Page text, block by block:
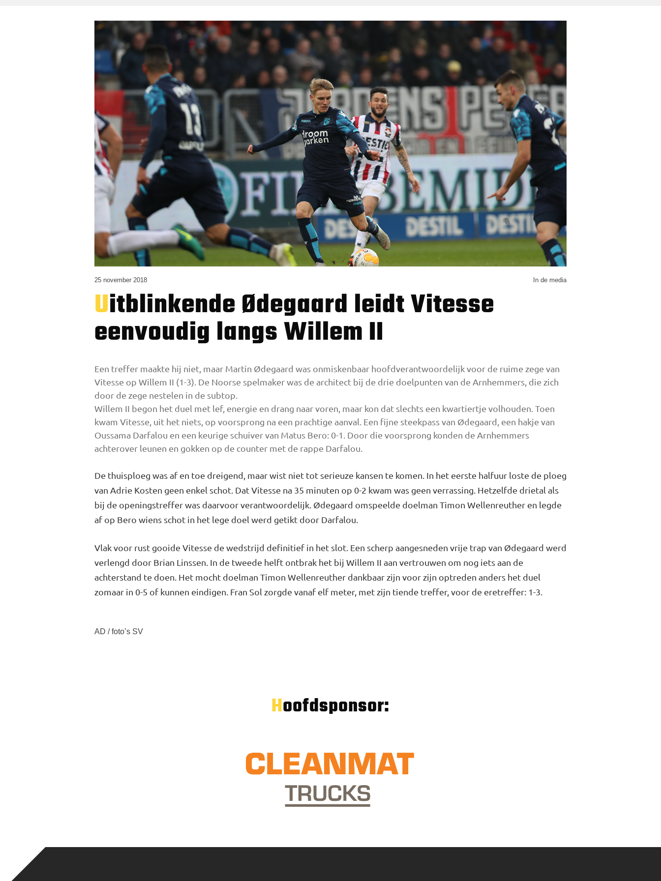
25 november 2018 In de media
Uitblinkende Ødegaard leidt Vitesse
eenvoudig langs Willem II
Een treffer maakte hij niet, maar Martin Ødegaard was onmiskenbaar hoofdverantwoordelijk voor de ruime zege van
Vitesse op Willem II (1-3). De Noorse spelmaker was de architect bij de drie doelpunten van de Arnhemmers, die zich
door de zege nestelen in de subtop.
Willem II begon het duel met lef, energie en drang naar voren, maar kon dat slechts een kwartiertje volhouden. Toen
kwam Vitesse, uit het niets, op voorsprong na een prachtige aanval. Een fijne steekpass van Ødegaard, een hakje van
Oussama Darfalou en een keurige schuiver van Matus Bero: 0-1. Door die voorsprong konden de Arnhemmers
achterover leunen en gokken op de counter met de rappe Darfalou.
De thuisploeg was af en toe dreigend, maar wist niet tot serieuze kansen te komen. In het eerste halfuur loste de ploeg
van Adrie Kosten geen enkel schot. Dat Vitesse na 35 minuten op 0-2 kwam was geen verrassing. Hetzelfde drietal als
bij de openingstreffer was daarvoor verantwoordelijk. Ødegaard omspeelde doelman Timon Wellenreuther en legde
af op Bero wiens schot in het lege doel werd getikt door Darfalou.
Vlak voor rust gooide Vitesse de wedstrijd definitief in het slot. Een scherp aangesneden vrije trap van Ødegaard werd
verlengd door Brian Linssen. In de tweede helft ontbrak het bij Willem II aan vertrouwen om nog iets aan de
achterstand te doen. Het mocht doelman Timon Wellenreuther dankbaar zijn voor zijn optreden anders het duel
zomaar in 0-5 of kunnen eindigen. Fran Sol zorgde vanaf elf meter, met zijn tiende treffer, voor de eretreffer: 1-3.
AD / foto’s SV
Hoofdsponsor: